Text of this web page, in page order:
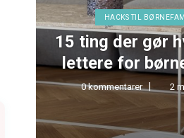
HACKS TIL
15 ting der gør
lettere for
0 kommentarer 2